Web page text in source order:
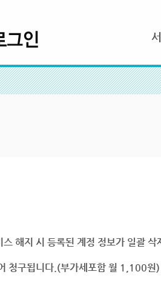
해지 시 등록된 계정 정보가 일괄
청구됩니다.(부가세포함 월 1,100원)